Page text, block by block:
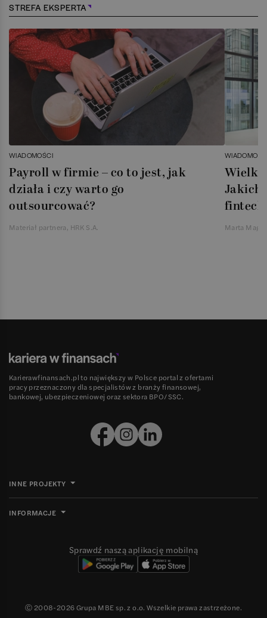
STREFA EKSPERTA
WIADOMOŚCI
Payroll w firmie – co to jest, jak
działa i czy warto go
outsourcować?
Materiał partnera, HRK S.A.
Jakich
Marta
Karierawfinansach.pl to największy w Polsce portal z ofertami
pracy przeznaczony dla specjalistów z branży finansowej,
bankowej, ubezpieczeniowej oraz sektora BPO/SSC.
INNE PROJEKTY
INFORMACJE
Sprawdź naszą aplikację mobilną
Ⓒ 2008-2026Grupa MBE sp. z o.o. Wszelkie prawa zastrzeżone.